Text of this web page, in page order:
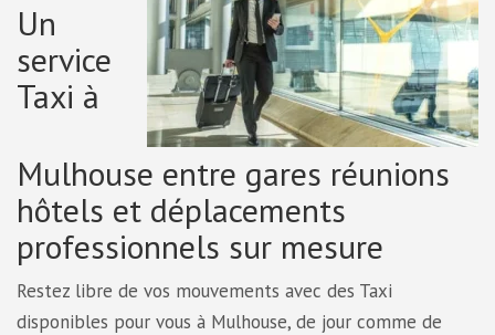
Un
service
Taxi à
Mulhouse entre gares réunions
hôtels et déplacements
professionnels sur mesure
Restez libre de vos mouvements avec des Taxi
disponibles pour vous à Mulhouse, de jour comme de